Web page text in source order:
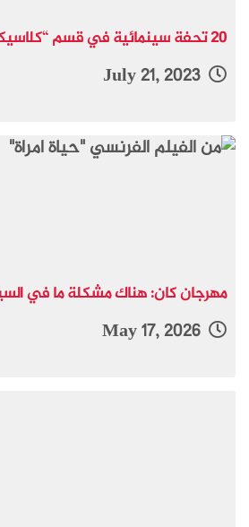
20 تحفة سينمائية في قسم “كلاسيكيات فينيسيا”
July 21, 2023
مهرجان كان: هناك مشكلة ما في
May 17, 2026